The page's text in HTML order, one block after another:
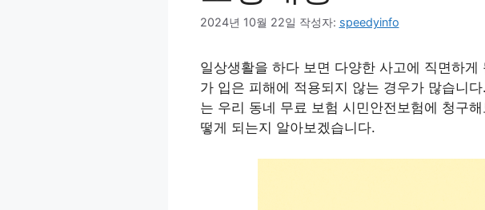
2024년 10월 22일 작성자: speedyinfo
일상생활을 하다 보면 다양한 사고에 직면하
가 입은 피해에 적용되지 않는 경우가 많습니
는 우리 동네 무료 보험 시민안전보험에 청구
떻게 되는지 알아보겠습니다.